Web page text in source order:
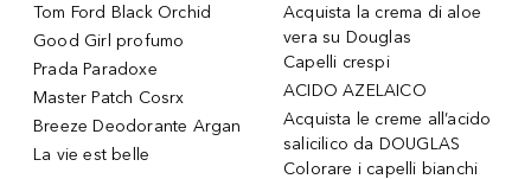
Tom Ford Black Orchid
Good Girl profumo
Prada Paradoxe
Master Patch Cosrx
Breeze Deodorante Argan
La vie est belle
Acquista la crema di aloe
vera su Douglas
Capelli crespi
ACIDO AZELAICO
Acquista le creme all’acido
salicilico da DOUGLAS
Colorare i capelli bianchi